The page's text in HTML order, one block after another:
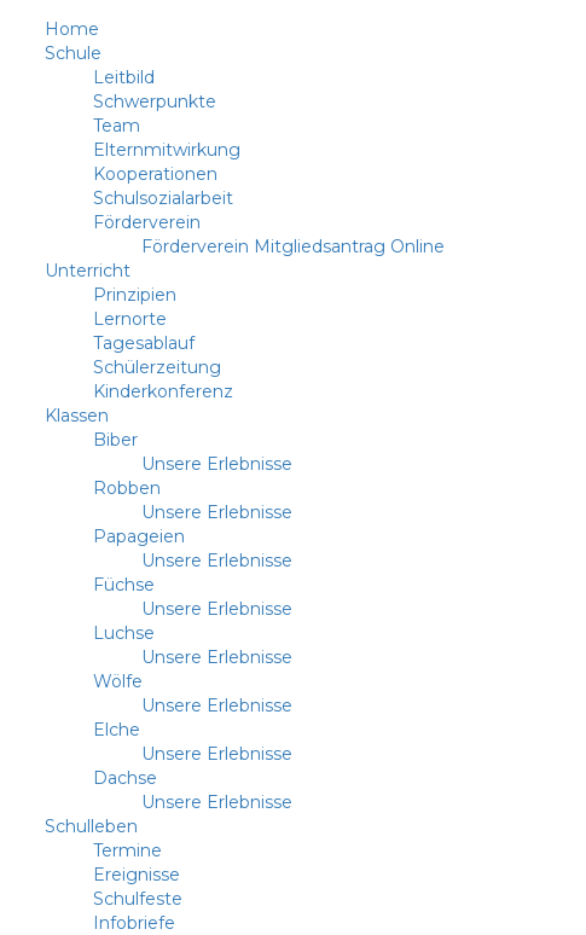
Home
Schule
Leitbild
Schwerpunkte
Team
Elternmitwirkung
Kooperationen
Schulsozialarbeit
Förderverein
Förderverein Mitgliedsantrag Online
Unterricht
Prinzipien
Lernorte
Tagesablauf
Schülerzeitung
Kinderkonferenz
Klassen
Biber
Unsere Erlebnisse
Robben
Unsere Erlebnisse
Papageien
Unsere Erlebnisse
Füchse
Unsere Erlebnisse
Luchse
Unsere Erlebnisse
Wölfe
Unsere Erlebnisse
Elche
Unsere Erlebnisse
Dachse
Unsere Erlebnisse
Schulleben
Termine
Ereignisse
Schulfeste
Infobriefe